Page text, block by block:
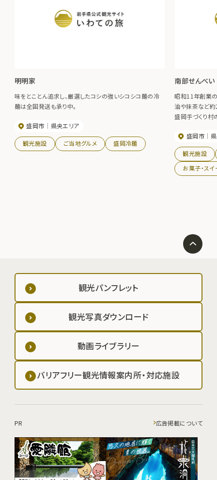
明明家
味をとことん追求し、厳選したコシの強いシコシコ麺の冷
麺は全国発送も承り中。
盛岡市 県央エリア
観光施設 ご当地グルメ 盛岡冷麺
南部せんべ
昭和11年創業
油や抹茶など約
盛岡手づくり村
盛岡市
観光施設
お菓子・ス
観光パンフレット
観光写真ダウンロード
動画ライブラリー
バリアフリー観光情報案内所・対応施設
PR 広告掲載について